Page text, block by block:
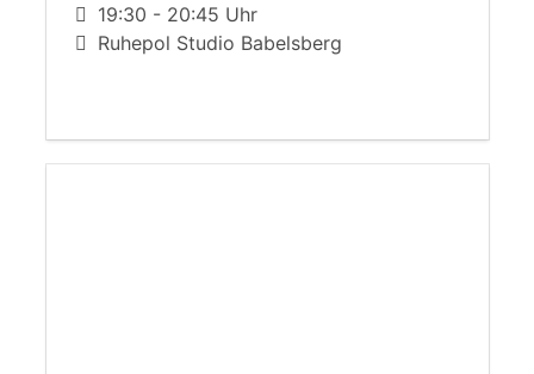
19:30 - 20:45 Uhr
Ruhepol Studio Babelsberg